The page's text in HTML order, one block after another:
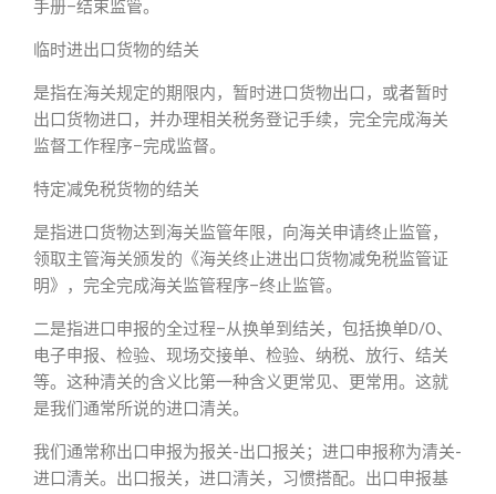
手册–结束监管。
临时进出口货物的结关
是指在海关规定的期限内，暂时进口货物出口，或者暂时
出口货物进口，并办理相关税务登记手续，完全完成海关
监督工作程序–完成监督。
特定减免税货物的结关
是指进口货物达到海关监管年限，向海关申请终止监管，
领取主管海关颁发的《海关终止进出口货物减免税监管证
明》，完全完成海关监管程序–终止监管。
二是指进口申报的全过程–从换单到结关，包括换单D/O、
电子申报、检验、现场交接单、检验、纳税、放行、结关
等。这种清关的含义比第一种含义更常见、更常用。这就
是我们通常所说的进口清关。
我们通常称出口申报为报关-出口报关；进口申报称为清关-
进口清关。出口报关，进口清关，习惯搭配。出口申报基